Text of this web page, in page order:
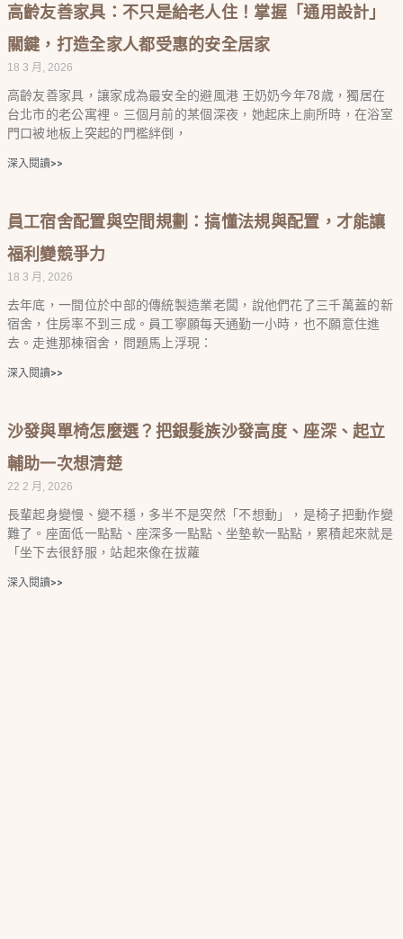
高齡友善家具：不只是給老人住！掌握「通用設計」
關鍵，打造全家人都受惠的安全居家
18 3 月, 2026
高齡友善家具，讓家成為最安全的避風港 王奶奶今年78歲，獨居在
台北市的老公寓裡。三個月前的某個深夜，她起床上廁所時，在浴室
門口被地板上突起的門檻絆倒，
深入閱讀>>
員工宿舍配置與空間規劃：搞懂法規與配置，才能讓
福利變競爭力
18 3 月, 2026
去年底，一間位於中部的傳統製造業老闆，說他們花了三千萬蓋的新
宿舍，住房率不到三成。員工寧願每天通勤一小時，也不願意住進
去。走進那棟宿舍，問題馬上浮現：
深入閱讀>>
沙發與單椅怎麼選？把銀髮族沙發高度、座深、起立
輔助一次想清楚
22 2 月, 2026
長輩起身變慢、變不穩，多半不是突然「不想動」，是椅子把動作變
難了。座面低一點點、座深多一點點、坐墊軟一點點，累積起來就是
「坐下去很舒服，站起來像在拔蘿
深入閱讀>>